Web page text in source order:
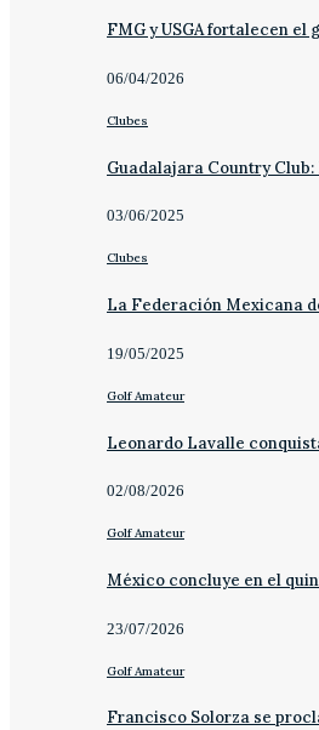
FMG y USGA fortalecen el
06/04/2026
Clubes
Guadalajara Country
03/06/2025
Clubes
La Federación Mexicana
19/05/2025
Golf Amateur
Leonardo Lavalle
02/08/2026
Golf Amateur
México concluye en el
23/07/2026
Golf Amateur
Francisco Solorza se